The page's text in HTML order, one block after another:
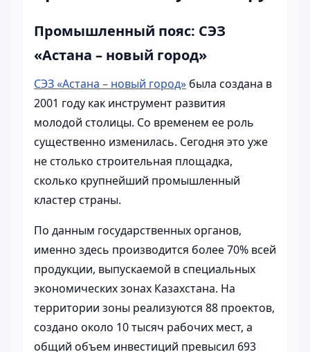
Промышленный пояс: СЭЗ
«Астана – новый город»
СЭЗ «Астана – новый город» была создана в
2001 году как инструмент развития
молодой столицы. Со временем ее роль
существенно изменилась. Сегодня это уже
не столько строительная площадка,
сколько крупнейший промышленный
кластер страны.
По данным государственных органов,
именно здесь производится более 70% всей
продукции, выпускаемой в специальных
экономических зонах Казахстана. На
территории зоны реализуются 88 проектов,
создано около 10 тысяч рабочих мест, а
общий объем инвестиций превысил 693